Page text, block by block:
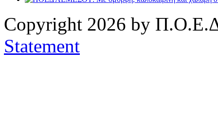
Copyright 2026 by
Statement